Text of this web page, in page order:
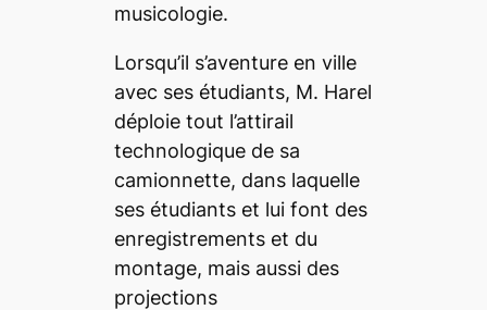
musicologie.
Lorsqu’il s’aventure en ville
avec ses étudiants, M. Harel
déploie tout l’attirail
technologique de sa
camionnette, dans laquelle
ses étudiants et lui font des
enregistrements et du
montage, mais aussi des
projections